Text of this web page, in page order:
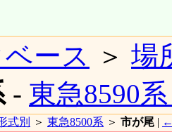
ース
＞ 場
- 東急8590
式別 ＞ 東急8500系 ＞ 市が尾 |